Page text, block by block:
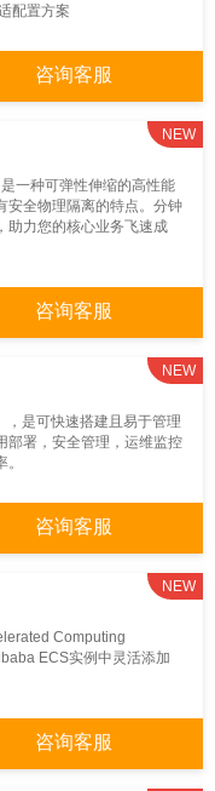
配置方案
咨询客服
NEW
一种可弹性伸缩的高性能
安全物理隔离的特点。分钟
助力您的核心业务飞速成
咨询客服
NEW
是可快速搭建且易于管理
部署，安全管理，运维监控
咨询客服
NEW
Computing
ECS实例中灵活添加
咨询客服